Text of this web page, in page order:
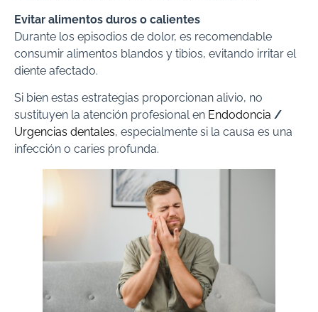
Evitar alimentos duros o calientes
Durante los episodios de dolor, es recomendable
consumir alimentos blandos y tibios, evitando irritar el
diente afectado.
Si bien estas estrategias proporcionan alivio, no
sustituyen la atención profesional en Endodoncia /
Urgencias dentales, especialmente si la causa es una
infección o caries profunda.